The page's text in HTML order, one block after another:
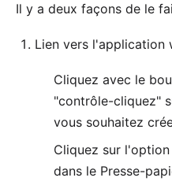
Il y a deux façons de le
Lien vers l'application
Cliquez avec le
"contrôle-cliquez"
vous souhaitez
Cliquez sur
dans le Presse-